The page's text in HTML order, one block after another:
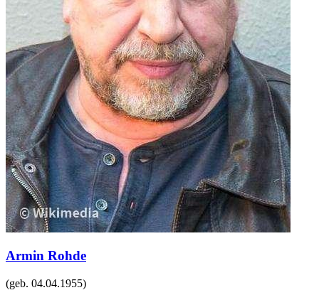
Armin Rohde
(geb. 04.04.1955)